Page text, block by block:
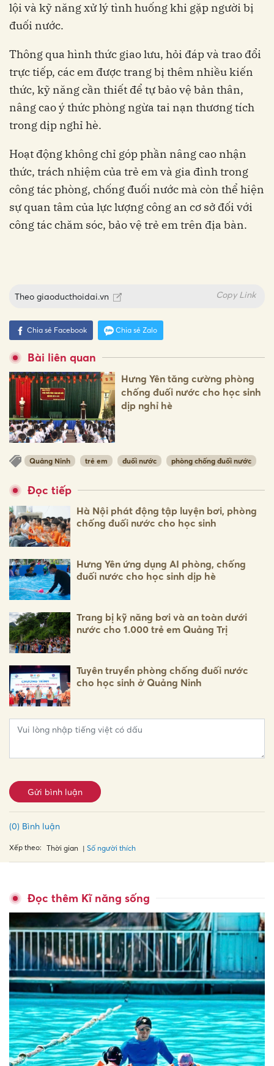
lội và kỹ năng xử lý tình huống khi gặp người bị
đuối nước.
Thông qua hình thức giao lưu, hỏi đáp và trao đổi
trực tiếp, các em được trang bị thêm nhiều kiến
thức, kỹ năng cần thiết để tự bảo vệ bản thân,
nâng cao ý thức phòng ngừa tai nạn thương tích
trong dịp nghỉ hè.
Hoạt động không chỉ góp phần nâng cao nhận
thức, trách nhiệm của trẻ em và gia đình trong
công tác phòng, chống đuối nước mà còn thể hiện
sự quan tâm của lực lượng công an cơ sở đối với
công tác chăm sóc, bảo vệ trẻ em trên địa bàn.
Theo giaoducthoidai.vn Copy Link
Chia sẻ Facebook Chia sẻ Zalo
Bài liên quan
Hưng Yên tăng cường phòng
chống đuối nước cho học sinh
dịp nghỉ hè
Quảng Ninh trẻ em đuối nước phòng chống đuối nước
Đọc tiếp
Hà Nội phát động tập luyện bơi, phòng
chống đuối nước cho học sinh
Hưng Yên ứng dụng AI phòng, chống
đuối nước cho học sinh dịp hè
Trang bị kỹ năng bơi và an toàn dưới
nước cho 1.000 trẻ em Quảng Trị
Tuyên truyền phòng chống đuối nước
cho học sinh ở Quảng Ninh
Gửi bình luận
(0) Bình luận
Xếp theo: Thời gian Số người thích
Đọc thêm Kĩ năng sống